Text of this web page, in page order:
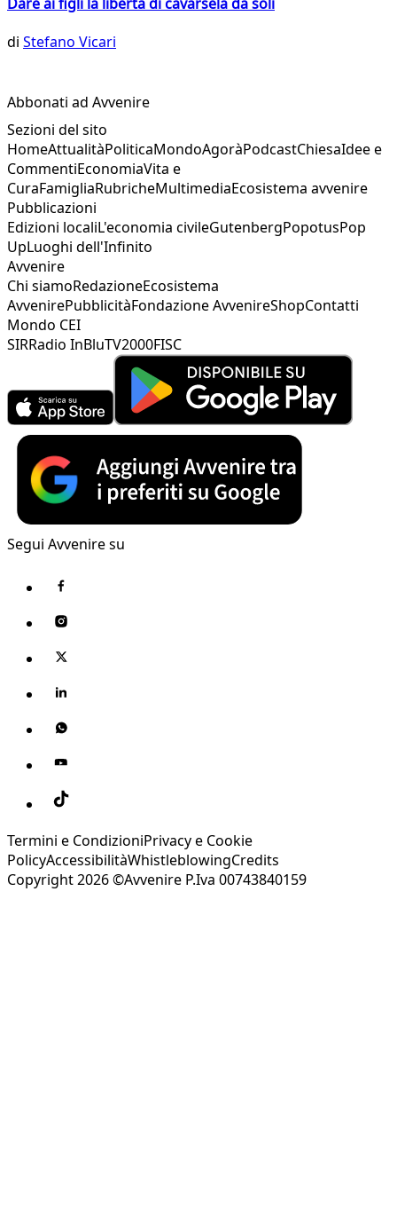
di Stefano Vicari
Abbonati ad Avvenire
Sezioni del sito
HomeAttualitàPoliticaMondoAgoràPodcastChiesaIdee e
CommentiEconomiaVita e
CuraFamigliaRubricheMultimediaEcosistema avvenire
Pubblicazioni
Edizioni localiL'economia civileGutenbergPopotusPop
UpLuoghi dell'Infinito
Avvenire
Chi siamoRedazioneEcosistema
AvvenirePubblicitàFondazione AvvenireShopContatti
Mondo CEI
SIRRadio InBluTV2000FISC
Segui Avvenire su
Termini e CondizioniPrivacy e Cookie
PolicyAccessibilitàWhistleblowingCredits
Copyright 2026 ©Avvenire P.Iva 00743840159